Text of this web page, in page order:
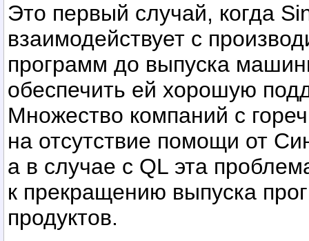
Это первый случай, когда
взаимодействует с
программ до выпуска
обеспечить ей хорошую
Множество компаний с
на отсутствие помощи от
а в случае с QL эта
к прекращению выпуска
продуктов.